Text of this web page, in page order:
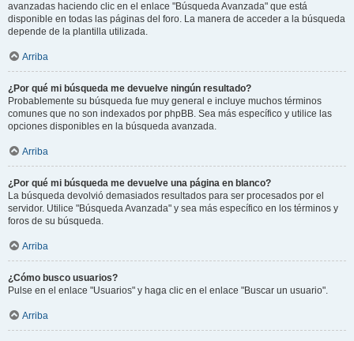
avanzadas haciendo clic en el enlace "Búsqueda Avanzada" que está
disponible en todas las páginas del foro. La manera de acceder a la búsqueda
depende de la plantilla utilizada.
Arriba
¿Por qué mi búsqueda me devuelve ningún resultado?
Probablemente su búsqueda fue muy general e incluye muchos términos
comunes que no son indexados por phpBB. Sea más específico y utilice las
opciones disponibles en la búsqueda avanzada.
Arriba
¿Por qué mi búsqueda me devuelve una página en blanco?
La búsqueda devolvió demasiados resultados para ser procesados por el
servidor. Utilice "Búsqueda Avanzada" y sea más específico en los términos y
foros de su búsqueda.
Arriba
¿Cómo busco usuarios?
Pulse en el enlace "Usuarios" y haga clic en el enlace "Buscar un usuario".
Arriba